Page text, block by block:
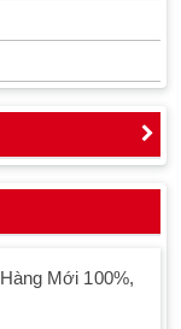
Mới 100%,